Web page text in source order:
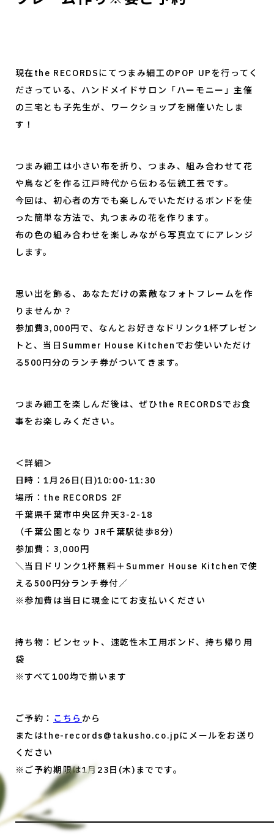
現在the RECORDSにてつまみ細工のPOP UPを行ってく
ださっている、ハンドメイドサロン「ハーモニー」主催
の三宅とも子先生が、ワークショップを開催いたしま
す！
つまみ細工は小さい布を折り、つまみ、組み合わせて花
や鳥などを作る江戸時代から伝わる伝統工芸です。
今回は、初心者の方でも楽しんでいただけるボンドを使
った簡単な方法で、丸つまみの花を作ります。
布の色の組み合わせを楽しみながら写真立てにアレンジ
します。
思い出を飾る、あなただけの素敵なフォトフレームを作
りませんか？
参加費3,000円で、なんとお好きなドリンク1杯プレゼン
トと、当日Summer House Kitchenでお使いいただけ
る500円分のランチ券がついてきます。
つまみ細工を楽しんだ後は、ぜひthe RECORDSでお食
事をお楽しみください。
＜詳細＞
日時：1月26日(日)10:00-11:30
場所：the RECORDS 2F
千葉県千葉市中央区弁天3-2-18
（千葉公園となり JR千葉駅徒歩8分）
参加費：3,000円
＼当日ドリンク1杯無料＋Summer House Kitchenで使
える500円分ランチ券付／
※参加費は当日に現金にてお支払いください
持ち物：ピンセット、速乾性木工用ボンド、持ち帰り用
袋
※すべて100均で揃います
ご予約： こちら から
またはthe-records@takusho.co.jpにメールをお送り
ください
※ご予約期限は1月23日(木)までです。